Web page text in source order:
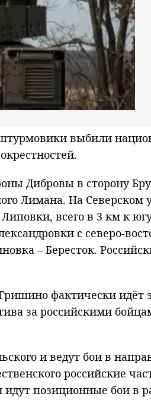
выбили
Дибровы в сторону
Лимана. На Северском
всего в 3 км к
с северо-
– Бересток.
фактически идёт
за российскими
и ведут бои в
российские
позиционные бои в